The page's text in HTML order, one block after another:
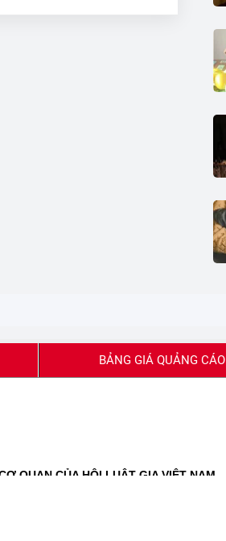
BẢNG GIÁ QUẢNG CÁO
QUAN CỦA HỘI LUẬT GIA VIỆT NAM